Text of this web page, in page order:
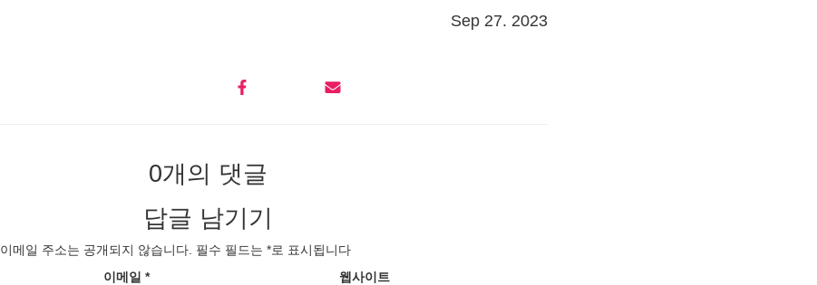
Sep 27. 2023
0개의 댓글
답글 남기기
이메일 주소는 공개되지 않습니다. 필수 필드는 *로 표시됩니다
이메일 * 웹사이트